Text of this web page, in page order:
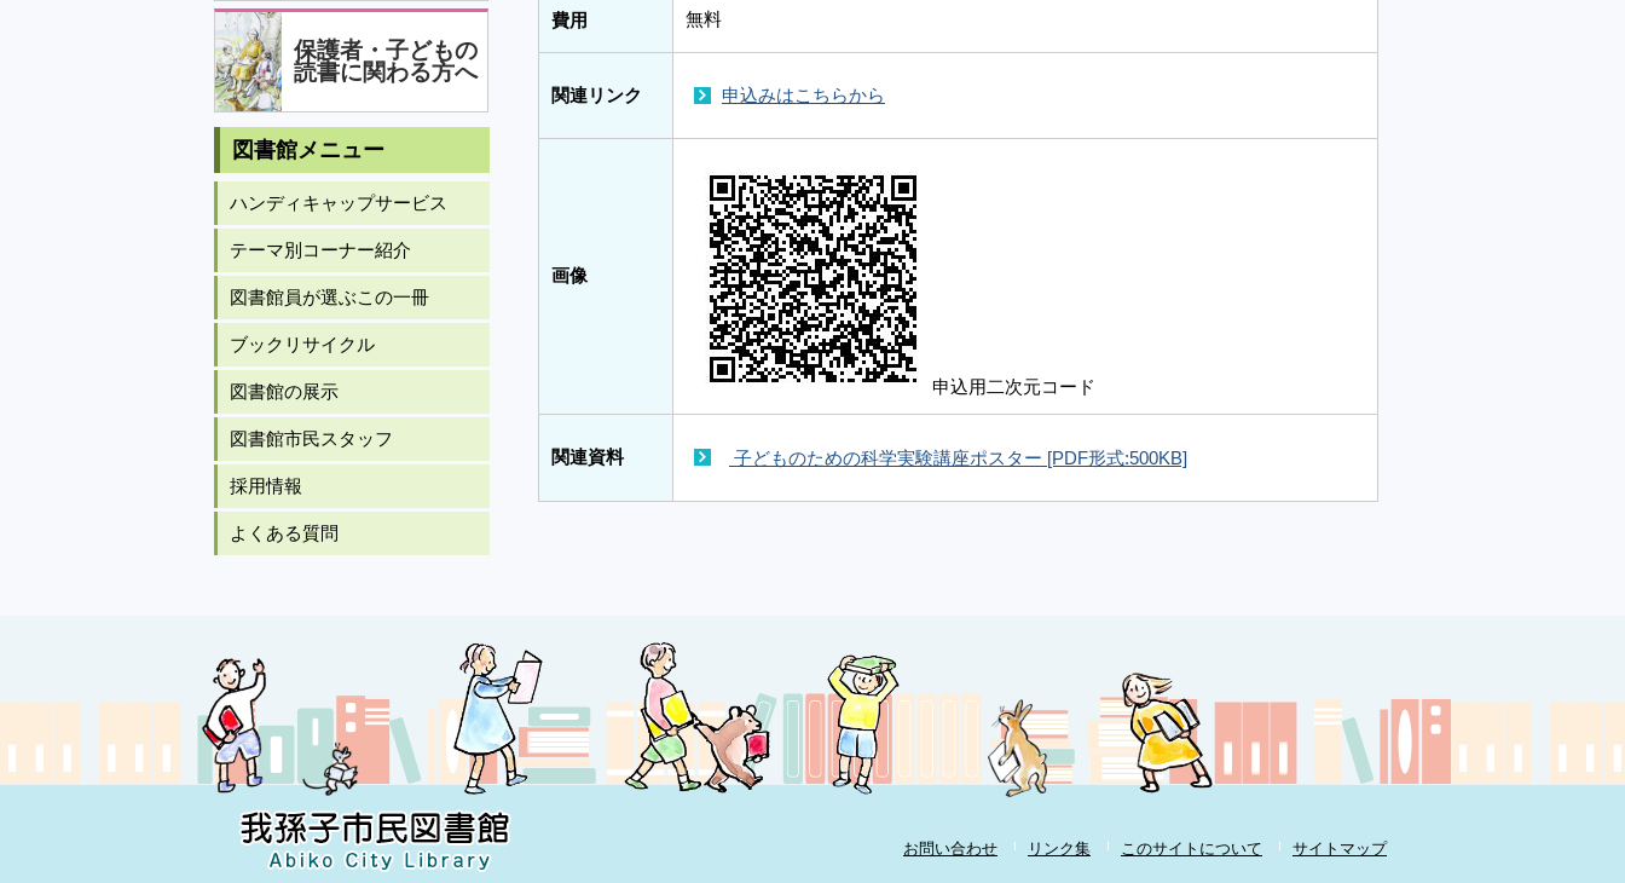
保護者・子どもの
読書に関わる方へ
図書館メニュー
ハンディキャップサービス
テーマ別コーナー紹介
図書館員が選ぶこの一冊
ブックリサイクル
図書館の展示
図書館市民スタッフ
採用情報
よくある質問
費用 無料
関連リンク 申込みはこちらから
画像
申込用二次元コード
関連資料 子どものための科学実験講座ポスター [PDF形式:500KB]
お問い合わせ リンク集 このサイトについて サイトマップ